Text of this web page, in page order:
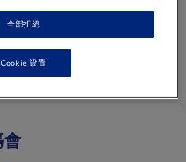
全部拒絕
Cookie 设置